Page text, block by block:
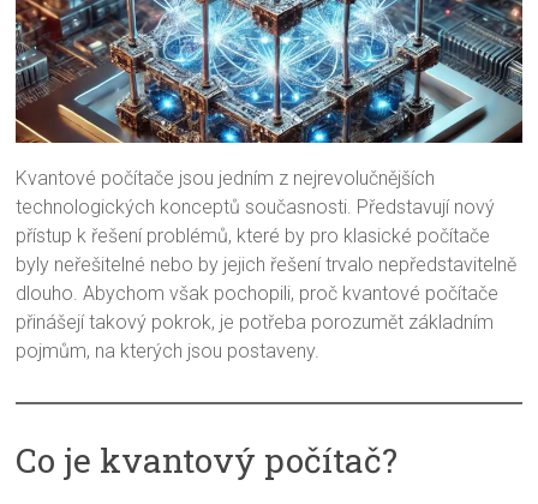
Kvantové počítače jsou jedním z nejrevolučnějších
technologických konceptů současnosti. Představují nový
přístup k řešení problémů, které by pro klasické počítače
byly neřešitelné nebo by jejich řešení trvalo nepředstavitelně
dlouho. Abychom však pochopili, proč kvantové počítače
přinášejí takový pokrok, je potřeba porozumět základním
pojmům, na kterých jsou postaveny.
Co je kvantový počítač?